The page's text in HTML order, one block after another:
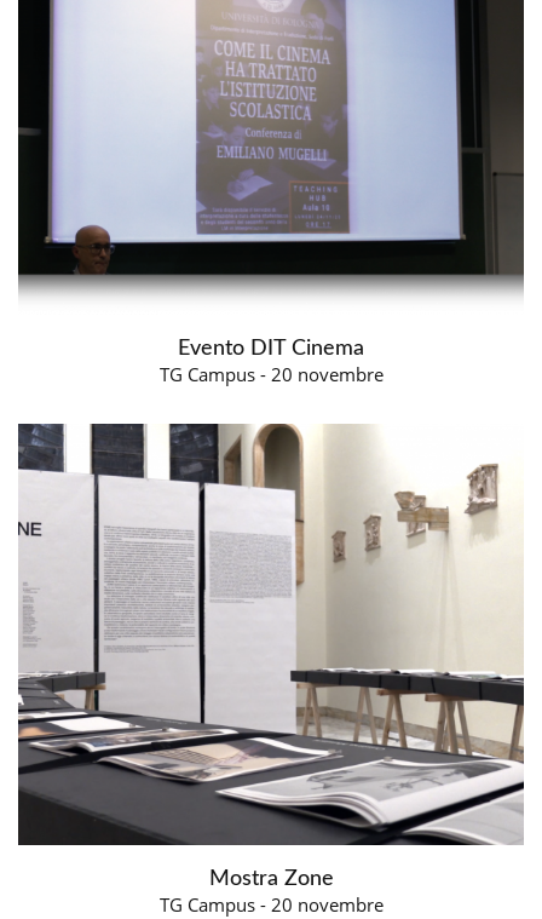
Evento DIT Cinema
TG Campus - 20 novembre
Mostra Zone
TG Campus - 20 novembre